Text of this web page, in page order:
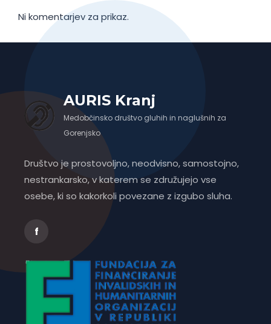
Ni komentarjev za prikaz.
AURIS Kranj
Medobčinsko društvo gluhih in naglušnih za
Gorenjsko
Društvo je prostovoljno, neodvisno, samostojno,
nestrankarsko, v katerem se združujejo vse
osebe, ki so kakorkoli povezane z izgubo sluha.
f